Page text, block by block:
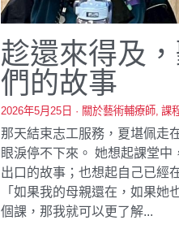
趁還來得及
們的故事
2026年5月25日 · 關於藝術輔療師, 課
那天結束志工服務，夏堪佩走
眼淚停不下來。 她想起課堂中
出口的故事；也想起自己已經
「如果我的母親還在，如果她
個課，那我就可以更了解...